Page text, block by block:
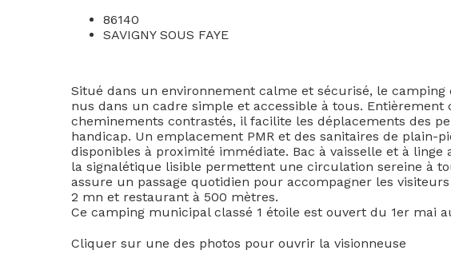
86140
SAVIGNY SOUS FAYE
Situé dans un environnement calme et sécurisé, le
nus dans un cadre simple et accessible à tous. Entièrement
cheminements contrastés, il facilite les déplacements des
handicap. Un emplacement PMR et des sanitaires de plain-
disponibles à proximité immédiate. Bac à vaisselle et à linge
la signalétique lisible permettent une circulation sereine à
assure un passage quotidien pour accompagner les
2 mn et restaurant à 500 mètres.
Ce camping municipal classé 1 étoile est ouvert du 1er mai
Cliquer sur une des photos pour ouvrir la visionneuse